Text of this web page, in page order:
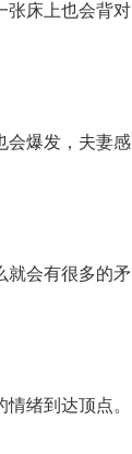
张床上也会背对
会爆发，夫妻感
就会有很多的矛
绪到达顶点。